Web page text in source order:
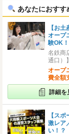
あなたにおすす
【お土
オープ
験OK！
名鉄商
通口）
オープ
費全額
詳細を
【ス
激レア
い！？